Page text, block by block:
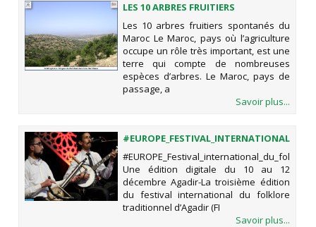
LES 10 ARBRES FRUITIERS
SPONTANÉS DU MAROC
Les 10 arbres fruitiers spontanés du
Maroc Le Maroc, pays où l’agriculture
occupe un rôle très important, est une
terre qui compte de nombreuses
espèces d’arbres. Le Maroc, pays de
passage, a
Savoir plus...
: UNE ÉDITION DIGITALE DU 10 AU 12
DÉCEMBRE
Une édition digitale du 10 au 12
décembre Agadir-La troisième édition
du festival international du folklore
traditionnel d’Agadir (FI
Savoir plus...